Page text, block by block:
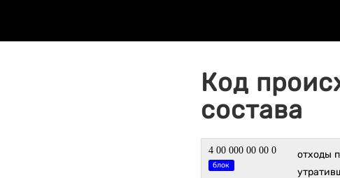
Код
состава
4 00 000 00 00 0
блок
отходы